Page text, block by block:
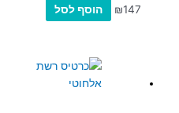
₪147 הוסף לסל